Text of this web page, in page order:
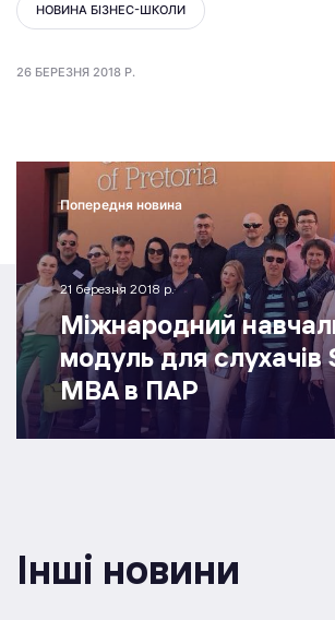
НОВИНА БІЗНЕС-ШКОЛИ
26 БЕРЕЗНЯ 2018 Р.
Попередня новина
21 березня 2018 р.
Міжнародний
модуль для слухачів
MBA в ПАР
Інші новини